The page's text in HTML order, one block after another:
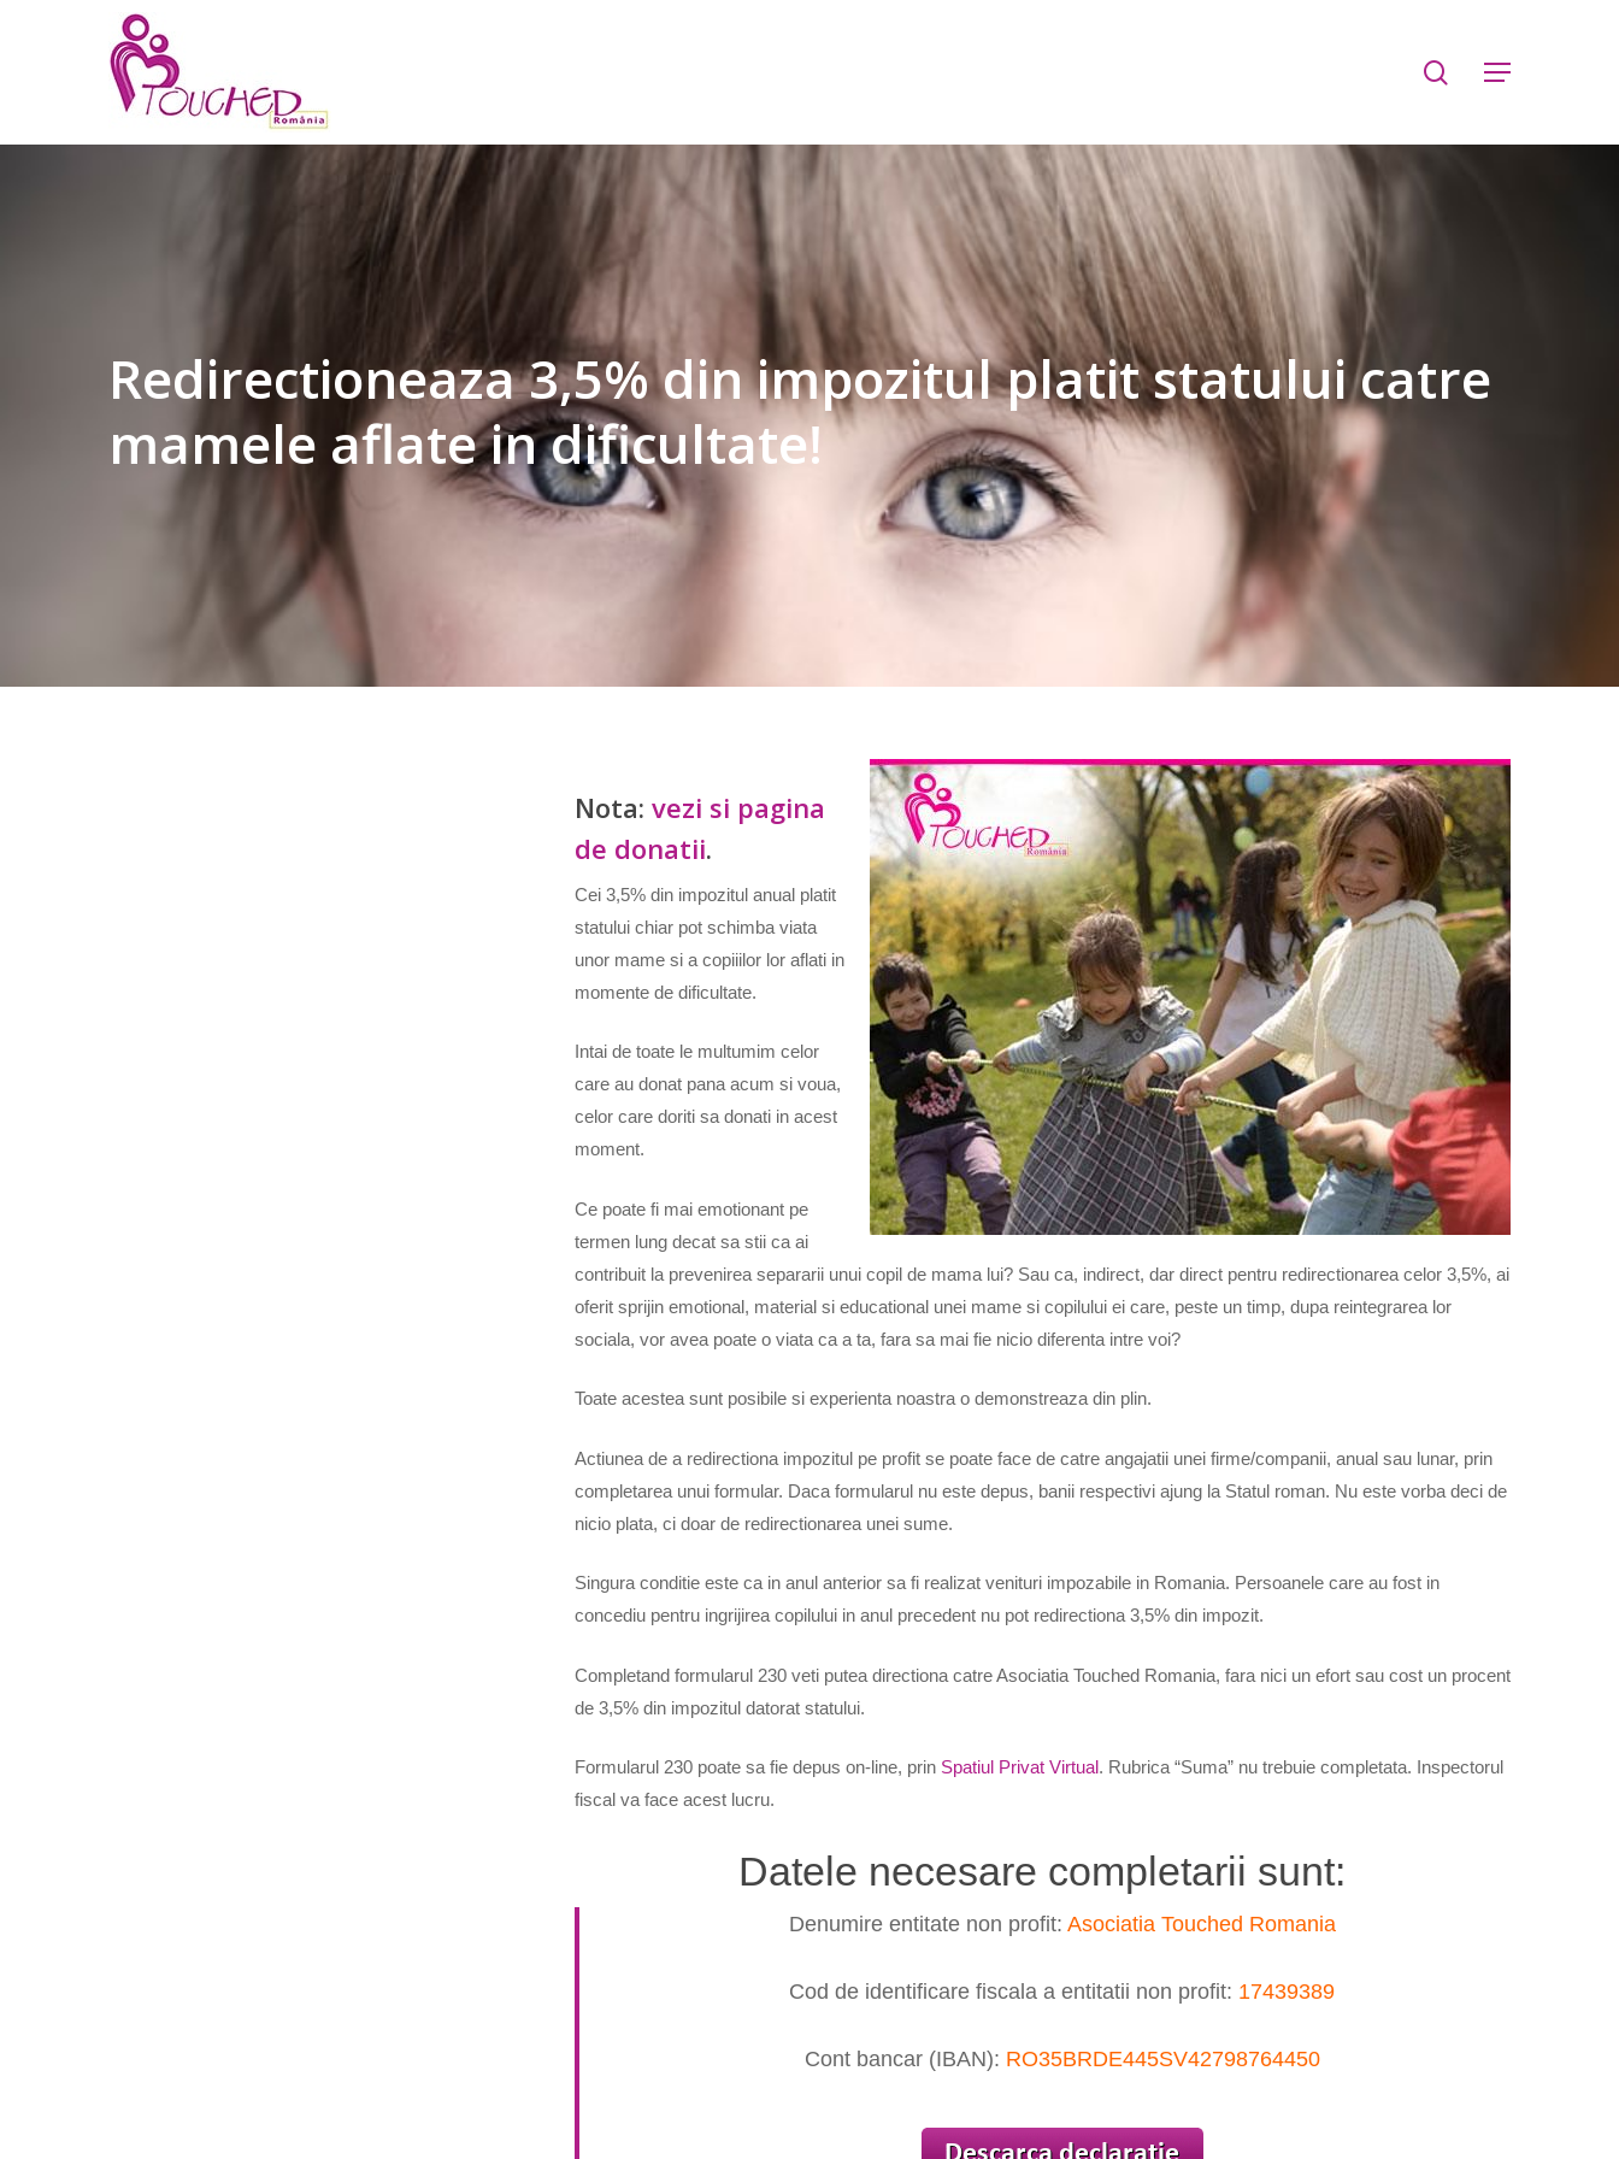
search
Menu
Redirectioneaza 3,5% din impozitul platit statului catre
mamele aflate in dificultate!
Nota: vezi si pagina
de donatii.
Cei 3,5% din impozitul anual platit
statului chiar pot schimba viata
unor mame si a copiiilor lor aflati in
momente de dificultate.
Intai de toate le multumim celor
care au donat pana acum si voua,
celor care doriti sa donati in acest
moment.
Ce poate fi mai emotionant pe
termen lung decat sa stii ca ai
contribuit la prevenirea separarii unui copil de mama lui? Sau ca, indirect, dar direct pentru redirectionarea celor 3,5%, ai
oferit sprijin emotional, material si educational unei mame si copilului ei care, peste un timp, dupa reintegrarea lor
sociala, vor avea poate o viata ca a ta, fara sa mai fie nicio diferenta intre voi?
Toate acestea sunt posibile si experienta noastra o demonstreaza din plin.
Actiunea de a redirectiona impozitul pe profit se poate face de catre angajatii unei firme/companii, anual sau lunar, prin
completarea unui formular. Daca formularul nu este depus, banii respectivi ajung la Statul roman. Nu este vorba deci de
nicio plata, ci doar de redirectionarea unei sume.
Singura conditie este ca in anul anterior sa fi realizat venituri impozabile in Romania. Persoanele care au fost in
concediu pentru ingrijirea copilului in anul precedent nu pot redirectiona 3,5% din impozit.
Completand formularul 230 veti putea directiona catre Asociatia Touched Romania, fara nici un efort sau cost un procent
de 3,5% din impozitul datorat statului.
Formularul 230 poate sa fie depus on-line, prin Spatiul Privat Virtual. Rubrica “Suma” nu trebuie completata. Inspectorul
fiscal va face acest lucru.
Datele necesare completarii sunt:
Denumire entitate non profit: Asociatia Touched Romania
Cod de identificare fiscala a entitatii non profit: 17439389
Cont bancar (IBAN): RO35BRDE445SV42798764450